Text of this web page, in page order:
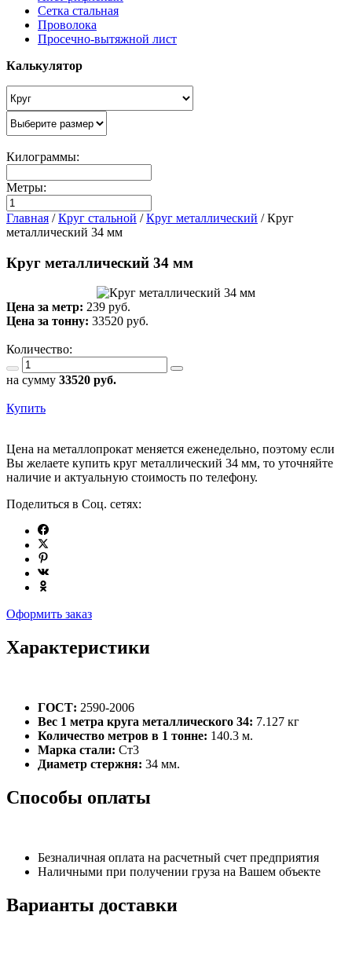
Сетка стальная
Проволока
Просечно-вытяжной лист
Калькулятор
Килограммы:
Метры:
Главная /Круг стальной /Круг металлический /Круг
металлический 34 мм
Круг металлический 34 мм
Цена за метр: 239 руб.
Цена за тонну: 33520 руб.
Количество:
на сумму 33520 руб.
Купить
Цена на металлопрокат меняется еженедельно, поэтому если
Вы желаете купить круг металлический 34 мм, то уточняйте
наличие и актуальную стоимость по телефону.
Поделиться в Соц. сетях:
Оформить заказ
Характеристики
ГОСТ: 2590-2006
Вес 1 метра круга металлического 34: 7.127 кг
Количество метров в 1 тонне: 140.3 м.
Марка стали: Ст3
Диаметр стержня: 34 мм.
Способы оплаты
Безналичная оплата на расчетный счет предприятия
Наличными при получении груза на Вашем объекте
Варианты доставки